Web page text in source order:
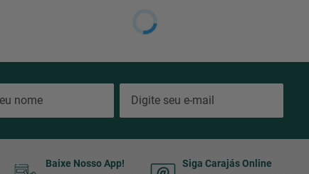
Baixe Nosso App! Siga Carajás Online